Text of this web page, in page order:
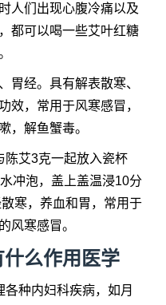
人们出现心腹冷痛以及
都可以喝一些艾叶红糖
胃经。具有解表散寒、
效，常用于风寒感冒，
，解鱼蟹毒。
陈艾3克一起放入瓷杯
冲泡，盖上盖温浸10分
寒，养血和胃，常用于
风寒感冒。
么作用医学
种内妇科疾病，如月